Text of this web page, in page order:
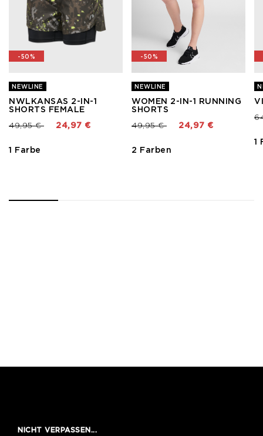
-50%
NEWLINE
NWLKANSAS 2-IN-1
SHORTS FEMALE
Preis reduziert von
49,95 €bis 24,97 €
1 Farbe
-50%
NEWLINE
WOMEN 2-IN-1 RUNNING
SHORTS
Preis reduziert von
49,95 €bis 24,97 €
2 Farben
1
NICHT VERPASSEN...